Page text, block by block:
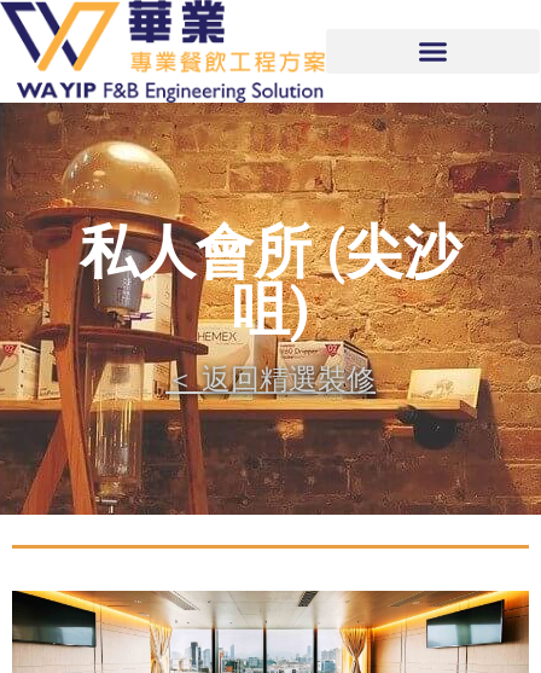
私人會所 (尖沙
咀)
＜ 返回精選裝修